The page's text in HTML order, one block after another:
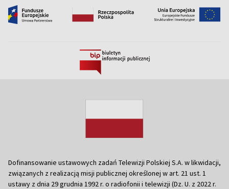
Dofinansowanie ustawowych zadań Telewizji Polskiej S.A. w likwidacji,
związanych z realizacją misji publicznej określonej w art. 21 ust. 1
ustawy z dnia 29 grudnia 1992 r. o radiofonii i telewizji (Dz. U. z 2022 r.